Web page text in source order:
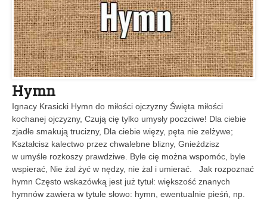
Hymn
Ignacy Krasicki Hymn do miłości ojczyzny Święta miłości
kochanej ojczyzny, Czują cię tylko umysły poczciwe! Dla ciebie
zjadłe smakują trucizny, Dla ciebie więzy, pęta nie zelżywe;
Kształcisz kalectwo przez chwalebne blizny, Gnieździsz
w umyśle rozkoszy prawdziwe. Byle cię można wspomóc, byle
wspierać, Nie żal żyć w nędzy, nie żal i umierać. Jak rozpoznać
hymn Często wskazówką jest już tytuł: większość znanych
hymnów zawiera w tytule słowo: hymn, ewentualnie pieśń, np.